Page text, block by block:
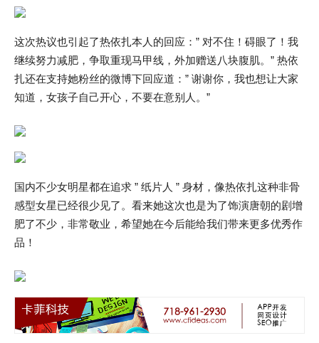
这次热议也引起了热依扎本人的回应：” 对不住！碍眼了！我
继续努力减肥，争取重现马甲线，外加赠送八块腹肌。” 热依
扎还在支持她粉丝的微博下回应道：” 谢谢你，我也想让大家
知道，女孩子自己开心，不要在意别人。”
国内不少女明星都在追求 ” 纸片人 ” 身材，像热依扎这种非骨
感型女星已经很少见了。看来她这次也是为了饰演唐朝的剧增
肥了不少，非常敬业，希望她在今后能给我们带来更多优秀作
品！